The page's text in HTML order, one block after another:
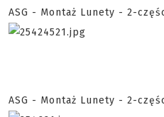
ASG - Montaż Lunety - 2-
ASG - Montaż Lunety - 2-